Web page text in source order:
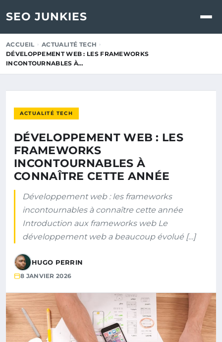
SEO JUNKIES
ACCUEIL
ACTUALITÉ TECH
DÉVELOPPEMENT WEB : LES FRAMEWORKS
INCONTOURNABLES À…
ACTUALITÉ TECH
DÉVELOPPEMENT WEB : LES
FRAMEWORKS
INCONTOURNABLES À
CONNAÎTRE CETTE ANNÉE
Développement web : les frameworks
incontournables à connaître cette année
Introduction aux frameworks web Le
développement web a beaucoup évolué […]
HUGO PERRIN
8 JANVIER 2026